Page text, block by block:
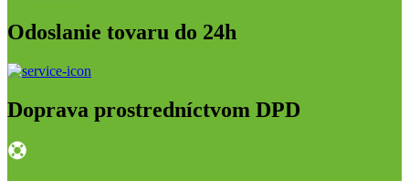
Odoslanie tovaru do 24h
Doprava prostredníctvom DPD